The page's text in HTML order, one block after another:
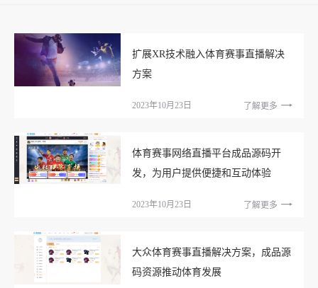
扩展XR技术融入体育赛事直播解决
方案
2023年10月23日 了解更多
体育赛事网络直播平台成品源码开
发，为用户提供便捷和互动体验
2023年10月23日 了解更多
大众体育赛事直播解决方案，成品源
码资源推动体育发展